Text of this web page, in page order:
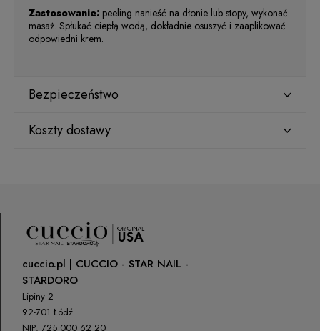
Zastosowanie: peeling nanieść na dłonie lub stopy, wykonać
masaż. Spłukać ciepłą wodą, dokładnie osuszyć i zaaplikować
odpowiedni krem.
Bezpieczeństwo
Producent
800 762 6245
Osoba odpowiedzialna na terenie UE
Petar Bangeev
Chakalitsa 2A
2700 Blagoevgrad, Bułgaria
Koszty dostawy
DPD Pickup (Punkty odbioru / Automaty
paczkowe)
ORLEN Paczka
Paczkomaty InPost
cuccio.pl | CUCCIO - STAR NAIL -
STARDORO
Lipiny 2
92-701 Łódź
NIP: 725 000 62 20